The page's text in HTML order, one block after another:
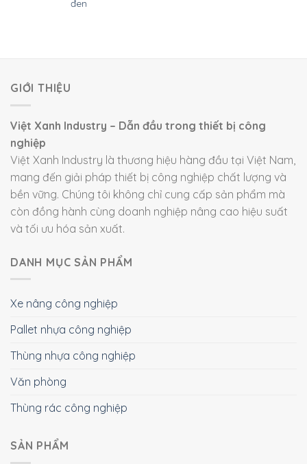
đen
GIỚI THIỆU
Việt Xanh Industry – Dẫn đầu trong thiết bị công
nghiệp
Việt Xanh Industry là thương hiệu hàng đầu tại Việt Nam,
mang đến giải pháp thiết bị công nghiệp chất lượng và
bền vững. Chúng tôi không chỉ cung cấp sản phẩm mà
còn đồng hành cùng doanh nghiệp nâng cao hiệu suất
và tối ưu hóa sản xuất.
DANH MỤC SẢN PHẨM
Xe nâng công nghiệp
Pallet nhựa công nghiệp
Thùng nhựa công nghiệp
Văn phòng
Thùng rác công nghiệp
SẢN PHẨM